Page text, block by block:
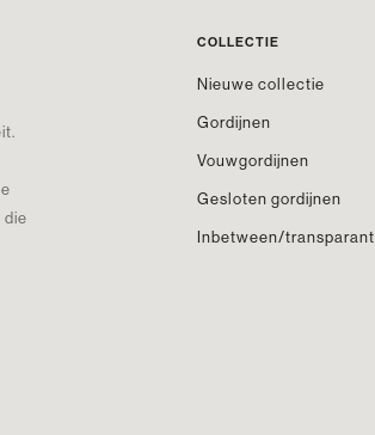
die
COLLECTIE
Nieuwe collectie
Gordijnen
Vouwgordijnen
Gesloten gordijnen
Inbetween/transparant